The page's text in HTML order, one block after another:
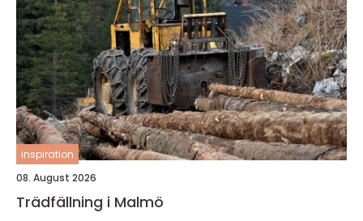
inspiration
08. August 2026
Trädfällning i Malmö